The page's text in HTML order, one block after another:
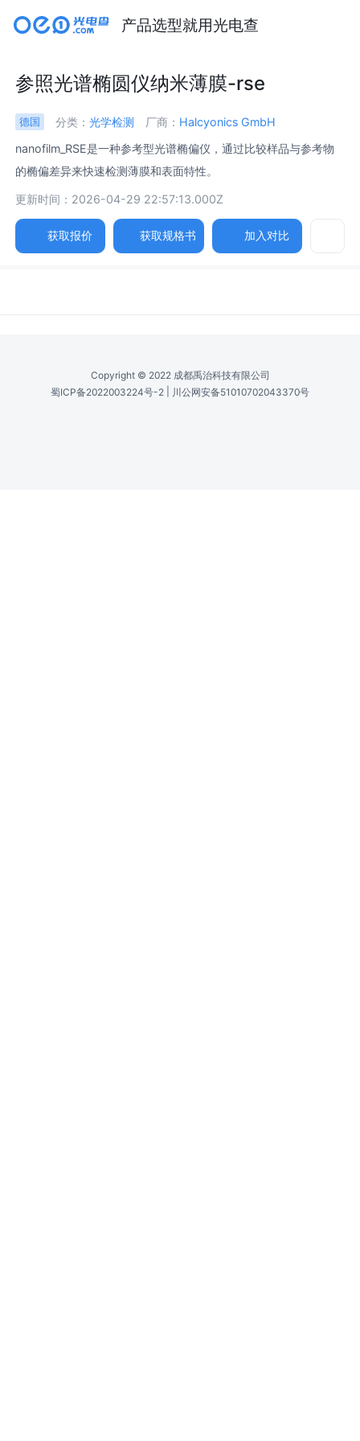
产品选型就用光电查
参照光谱椭圆仪纳米薄膜-rse
德国 分类： 光学检测 厂商： Halcyonics GmbH
nanofilm_RSE是一种参考型光谱椭偏仪，通过比较样品与参考物
的椭偏差异来快速检测薄膜和表面特性。
更新时间：2026-04-29 22:57:13.000Z
获取报价 获取规格书 加入对比
Copyright © 2022 成都禹治科技有限公司
蜀ICP备2022003224号-2
川公网安备51010702043370号